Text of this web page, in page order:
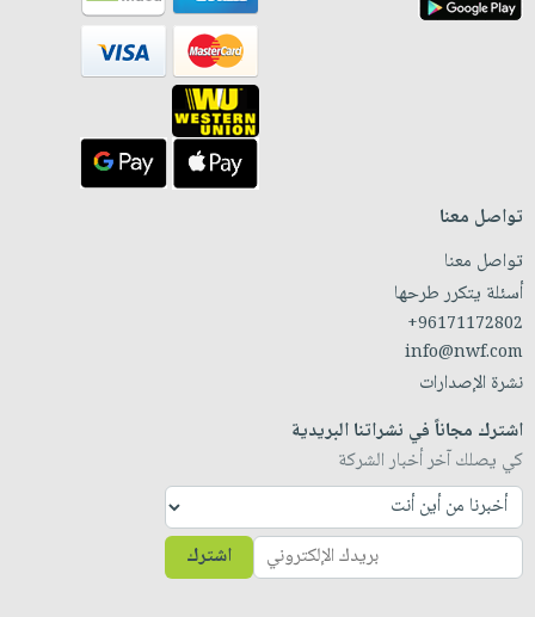
تواصل معنا
تواصل معنا
أسئلة يتكرر طرحها
+96171172802
info@nwf.com
نشرة الإصدارات
اشترك مجاناً في نشراتنا البريدية
كي يصلك آخر أخبار الشركة
اشترك